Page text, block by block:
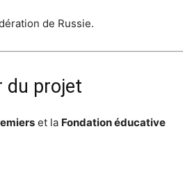
de Russie.
du projet
et la Fondation éducative